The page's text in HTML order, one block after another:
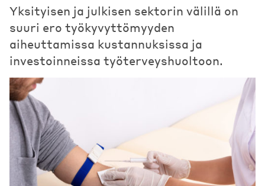
Yksityisen ja julkisen sektorin välillä on
suuri ero työkyvyttömyyden
aiheuttamissa kustannuksissa ja
investoinneissa työterveyshuoltoon.